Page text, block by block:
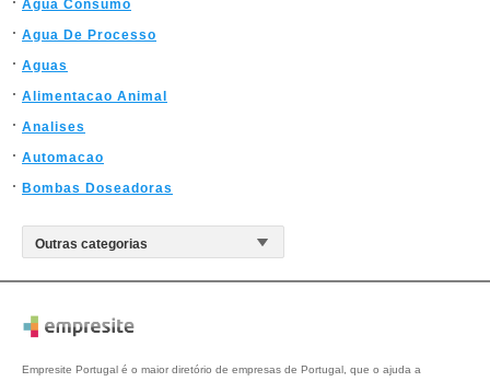
Agua Consumo
Agua De Processo
Aguas
Alimentacao Animal
Analises
Automacao
Bombas Doseadoras
Empresite Portugal é o maior diretório de empresas de Portugal, que o ajuda a